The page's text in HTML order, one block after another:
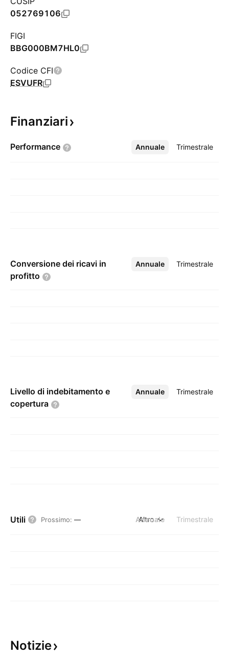
052769106
FIGI
BBG000BM7HL0
Codice CFI
ESVUFR
Finanziari
Performance Annuale Trimestrale
Altro
Conversione dei ricavi in
profitto
Annuale Trimestrale
Altro
Livello di indebitamento e
copertura
Annuale Trimestrale
Altro
Utili Prossimo: — Annuale Trimestrale
Altro
Notizie